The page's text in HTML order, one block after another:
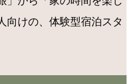
向けの、体験型宿泊スタ